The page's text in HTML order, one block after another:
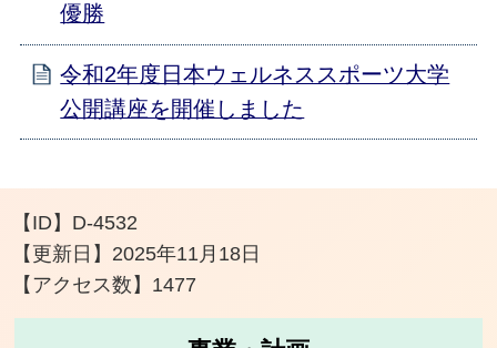
優勝
令和2年度日本ウェルネススポーツ大学
公開講座を開催しました
【ID】 D-4532
【更新日】 2025年11月18日
【アクセス数】 1477